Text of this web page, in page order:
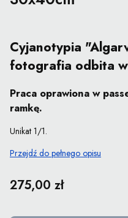
Cyjanotypia
fotografia odbita
Praca oprawiona w
ramkę.
Unikat 1/1.
Przejdź do pełnego opisu
Cena
275,00 zł